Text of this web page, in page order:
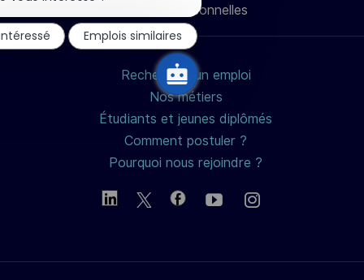
mail
Données personnelles
Rechercher un emploi
Nos métiers
Étudiants et jeunes diplômés
Comment postuler ?
Pourquoi nous rejoindre ?
notification
du
chatbot
Emplois similaires